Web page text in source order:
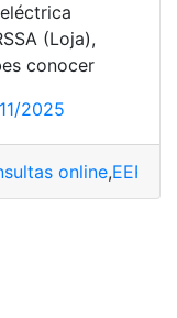
(Loja),
conocer
2025
online,